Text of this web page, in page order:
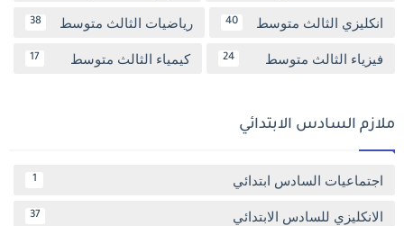
انكليزي الثالث متوسط 40 رياضيات الثالث متوسط 38
فيزياء الثالث متوسط 24 كيمياء الثالث متوسط 17
ملازم السادس الابتدائي
اجتماعيات السادس ابتدائي 1
الانكليزي للسادس الابتدائي 37